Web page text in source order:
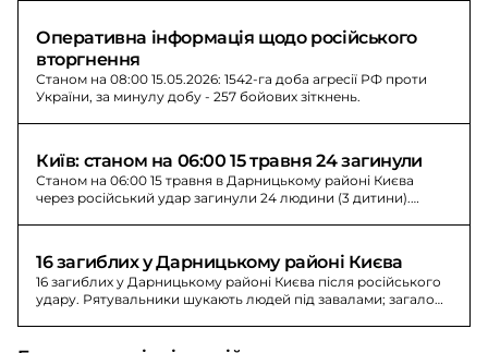
Оперативна інформація щодо російського
вторгнення
Станом на 08:00 15.05.2026: 1542-га доба агресії РФ проти
України, за минулу добу - 257 бойових зіткнень.
Київ: станом на 06:00 15 травня 24 загинули
Станом на 06:00 15 травня в Дарницькому районі Києва
через російський удар загинули 24 людини (3 дитини).
16 загиблих у Дарницькому районі Києва
16 загиблих у Дарницькому районі Києва після російського
удару. Рятувальники шукають людей під завалами; загалом